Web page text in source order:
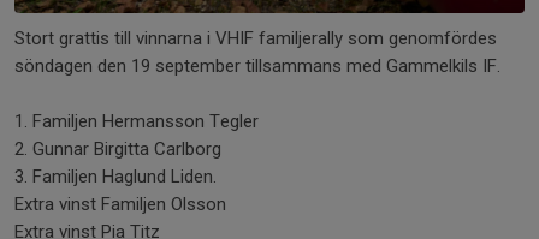
Stort grattis till vinnarna i VHIF familjerally som genomfördes
söndagen den 19 september tillsammans med Gammelkils IF.
1. Familjen Hermansson Tegler
2. Gunnar Birgitta Carlborg
3. Familjen Haglund Liden.
Extra vinst Familjen Olsson
Extra vinst Pia Titz